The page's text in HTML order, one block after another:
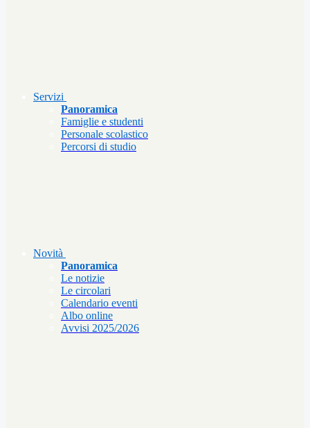
Servizi
Panoramica
Famiglie e studenti
Personale scolastico
Percorsi di studio
Novità
Panoramica
Le notizie
Le circolari
Calendario eventi
Albo online
Avvisi 2025/2026